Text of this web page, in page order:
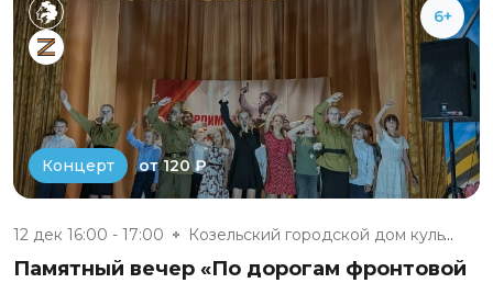
6+
Концерт от 120 ₽
12 дек 16:00 - 17:00 Козельский городской дом культ...
Памятный вечер «По дорогам фронтовой